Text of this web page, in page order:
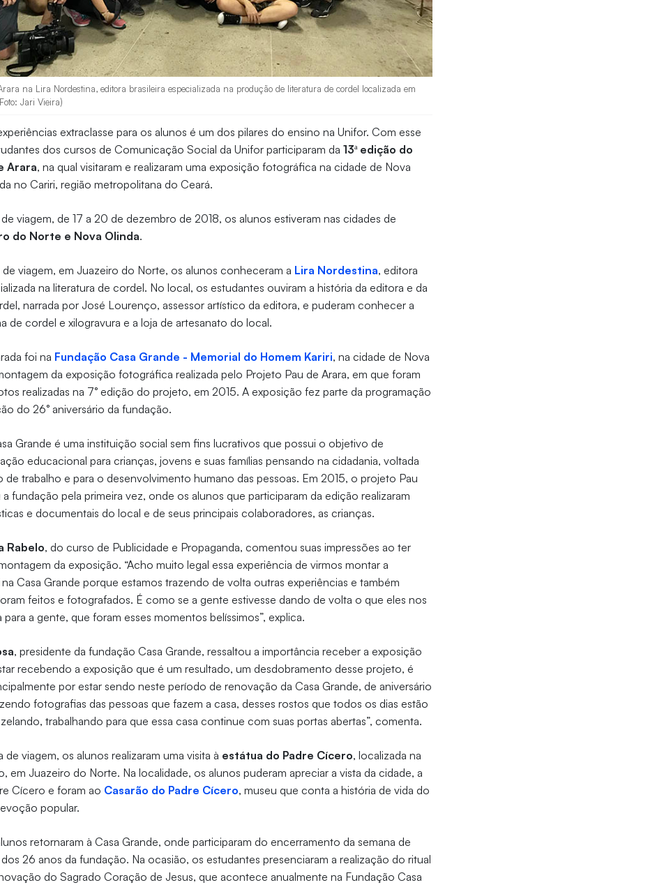
na Lira Nordestina, editora brasileira especializada na produção de literatura de cordel localizada em
Jari Vieira)
extraclasse para os alunos é um dos pilares do ensino na Unifor. Com esse
dos cursos de Comunicação Social da Unifor participaram da13ª edição do
Arara, na qual visitaram e realizaram uma exposição fotográfica na cidade de Nova
no Cariri, região metropolitana do Ceará.
viagem, de 17 a 20 de dezembro de 2018, os alunos estiveram nas cidades de
do Norte e Nova Olinda.
de viagem, em Juazeiro do Norte, os alunos conheceram a Lira Nordestina, editora
na literatura de cordel. No local, os estudantes ouviram a história da editora e da
narrada por José Lourenço, assessor artístico da editora, e puderam conhecer a
de cordel e xilogravura e a loja de artesanato do local.
foi na Fundação Casa Grande - Memorial do Homem Kariri, na cidade de Nova
da exposição fotográfica realizada pelo Projeto Pau de Arara, em que foram
realizadas na 7° edição do projeto, em 2015. A exposição fez parte da programação
do 26° aniversário da fundação.
Grande é uma instituição social sem fins lucrativos que possui o objetivo de
educacional para crianças, jovens e suas famílias pensando na cidadania, voltada
de trabalho e para o desenvolvimento humano das pessoas. Em 2015, o projeto Pau
a fundação pela primeira vez, onde os alunos que participaram da edição realizaram
e documentais do local e de seus principais colaboradores, as crianças.
Rabelo, do curso de Publicidade e Propaganda, comentou suas impressões ao ter
da exposição. “Acho muito legal essa experiência de virmos montar a
Casa Grande porque estamos trazendo de volta outras experiências e também
feitos e fotografados. É como se a gente estivesse dando de volta o que eles nos
para a gente, que foram esses momentos belíssimos”, explica.
, presidente da fundação Casa Grande, ressaltou a importância receber a exposição
recebendo a exposição que é um resultado, um desdobramento desse projeto, é
por estar sendo neste período de renovação da Casa Grande, de aniversário
fotografias das pessoas que fazem a casa, desses rostos que todos os dias estão
trabalhando para que essa casa continue com suas portas abertas”, comenta.
de viagem, os alunos realizaram uma visita à estátua do Padre Cícero, localizada na
em Juazeiro do Norte. Na localidade, os alunos puderam apreciar a vista da cidade, a
Cícero e foram ao Casarão do Padre Cícero, museu que conta a história de vida do
popular.
retornaram à Casa Grande, onde participaram do encerramento da semana de
26 anos da fundação. Na ocasião, os estudantes presenciaram a realização do ritual
do Sagrado Coração de Jesus, que acontece anualmente na Fundação Casa